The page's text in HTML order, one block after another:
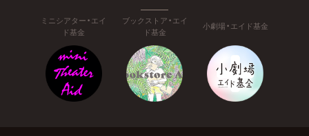
ミニシアター・エイ
ド基金
ブックストア・エイ
ド基金
小劇場・エイド基金